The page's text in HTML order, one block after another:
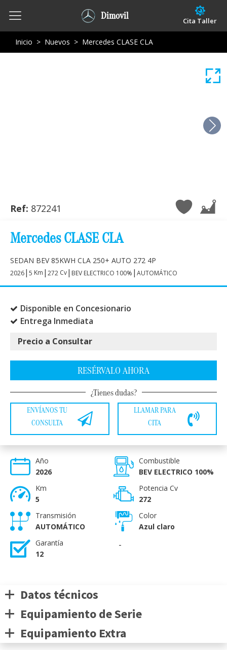
Dimovil Cita Taller
Inicio > Nuevos > Mercedes CLASE CLA
Ref: 872241
Mercedes CLASE CLA
SEDAN BEV 85KWH CLA 250+ AUTO 272 4P
2026| 5 Km | 272 Cv| BEV ELECTRICO 100% | AUTOMÁTICO
Disponible en Concesionario
Entrega Inmediata
Precio a Consultar
RESÉRVALO AHORA
¿Tienes dudas?
ENVÍANOS TU
CONSULTA
LLAMAR PARA
CITA
Año
2026
Km
5
Combustible
BEV ELECTRICO 100%
Potencia Cv
272
Transmisión
AUTOMÁTICO
Garantía
12
Color
Azul claro
-
Datos técnicos
Equipamiento de Serie
Equipamiento Extra